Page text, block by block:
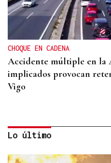
CHOQUE EN CADENA
Accidente múltiple en la
implicados provocan
Vigo
Lo último